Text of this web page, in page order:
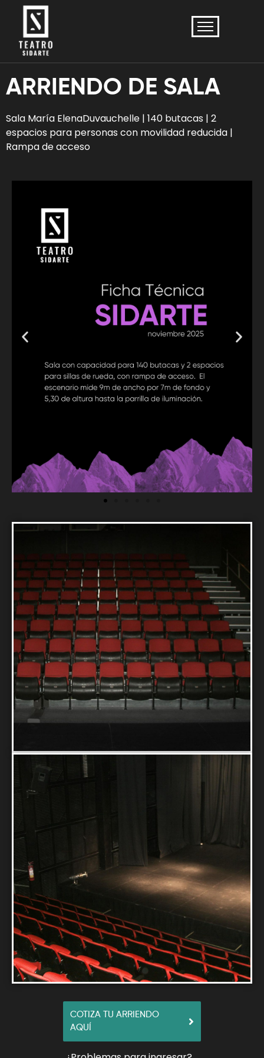
ARRIENDO DE SALA
Sala María ElenaDuvauchelle | 140 butacas | 2
espacios para personas con movilidad reducida |
Rampa de acceso
COTIZA TU ARRIENDO
AQUÍ